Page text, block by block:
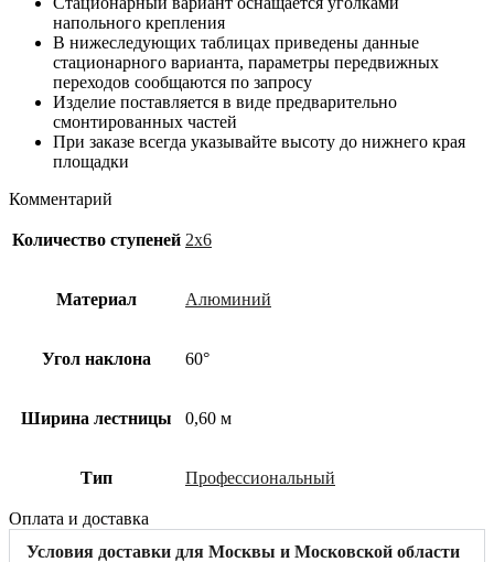
напольного крепления
В нижеследующих таблицах приведены данные
стационарного варианта, параметры передвижных
переходов сообщаются по запросу
Изделие поставляется в виде предварительно
смонтированных частей
При заказе всегда указывайте высоту до нижнего края
площадки
Комментарий
Количество ступеней 2х6
Материал Алюминий
Угол наклона 60°
Ширина лестницы 0,60 м
Тип Профессиональный
Оплата и доставка
Условия доставки для Москвы и Московской области